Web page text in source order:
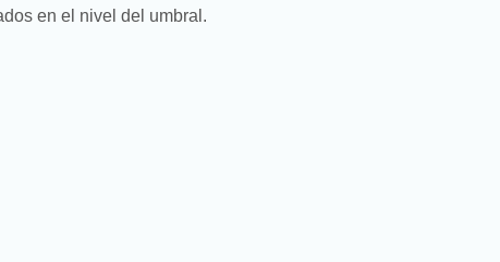
en el nivel del umbral.